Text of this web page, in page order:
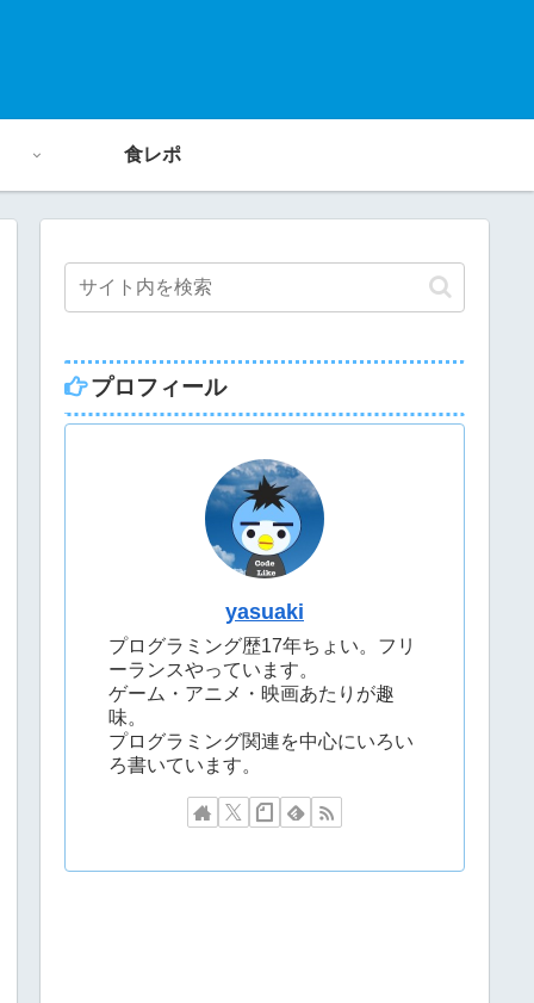
食レポ
プロフィール
yasuaki
プログラミング歴17年ちょい。フリ
ーランスやっています。
ゲーム・アニメ・映画あたりが趣
味。
プログラミング関連を中心にいろい
ろ書いています。